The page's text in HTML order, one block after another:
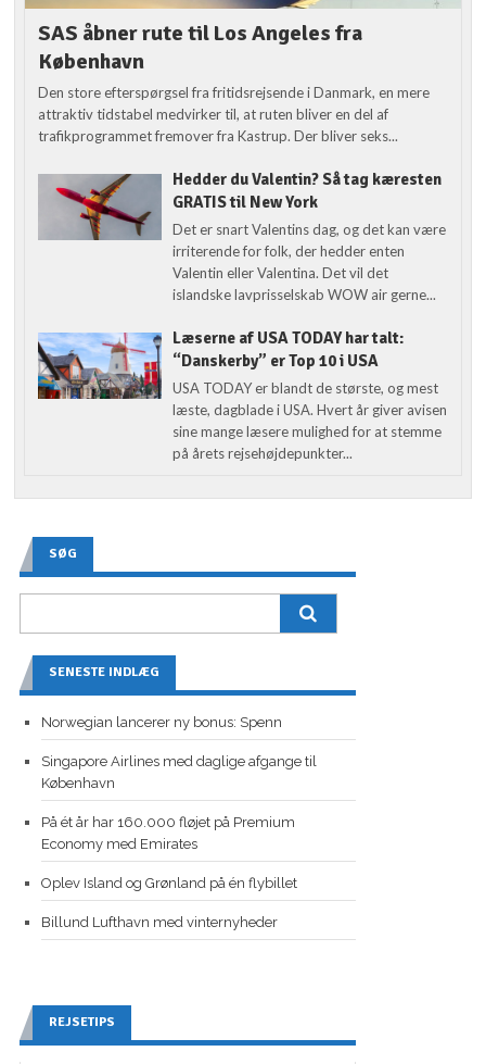
SAS åbner rute til Los Angeles fra
København
Den store efterspørgsel fra fritidsrejsende i Danmark, en mere
attraktiv tidstabel medvirker til, at ruten bliver en del af
trafikprogrammet fremover fra Kastrup. Der bliver seks...
Hedder du Valentin? Så tag kæresten
GRATIS til New York
Det er snart Valentins dag, og det kan være
irriterende for folk, der hedder enten
Valentin eller Valentina. Det vil det
islandske lavprisselskab WOW air gerne...
Læserne af USA TODAY har talt:
“Danskerby” er Top 10 i USA
USA TODAY er blandt de største, og mest
læste, dagblade i USA. Hvert år giver avisen
sine mange læsere mulighed for at stemme
på årets rejsehøjdepunkter...
SØG
SENESTE INDLÆG
Norwegian lancerer ny bonus: Spenn
Singapore Airlines med daglige afgange til
København
På ét år har 160.000 fløjet på Premium
Economy med Emirates
Oplev Island og Grønland på én flybillet
Billund Lufthavn med vinternyheder
REJSETIPS